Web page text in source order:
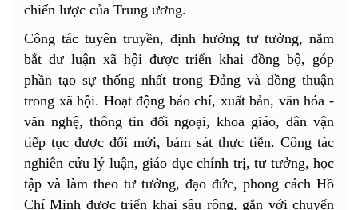
chiến lược của Trung ương.
Công tác tuyên truyền, định hướng tư tưởng, nắm
bắt dư luận xã hội được triển khai đồng bộ, góp
phần tạo sự thống nhất trong Đảng và đồng thuận
trong xã hội. Hoạt động báo chí, xuất bản, văn hóa -
văn nghệ, thông tin đối ngoại, khoa giáo, dân vận
tiếp tục được đổi mới, bám sát thực tiễn. Công tác
nghiên cứu lý luận, giáo dục chính trị, tư tưởng, học
tập và làm theo tư tưởng, đạo đức, phong cách Hồ
Chí Minh được triển khai sâu rộng, gắn với chuyển